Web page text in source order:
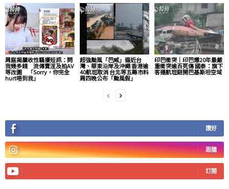
周庭揭屢收性騷擾短訊：問
我幾多錢 流傳賣淫及拍AV
等改圖 「Sorry，你完全
hurt唔到我」
超強颱風「巴威」逼近台
灣、華東沿岸及沖繩 香港逾
40航班取消 台北等五縣市料
周四晚公布「颱風假」
印巴衝突｜印巴爆20年最嚴
重衝突逾百死傷 國泰：旗下
客運航班避開巴基斯坦空域
讚好
跟隨
訂閱